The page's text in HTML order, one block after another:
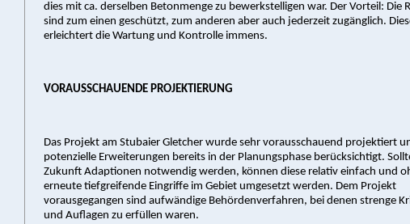
dies mit ca. derselben Betonmenge zu bewerkstelligen war. Der Vorteil: Die
sind zum einen geschützt, zum anderen aber auch jederzeit zugänglich.
erleichtert die Wartung und Kontrolle immens.
VORAUSSCHAUENDE PROJEKTIERUNG
Das Projekt am Stubaier Gletcher wurde sehr vorausschauend projektiert
potenzielle Erweiterungen bereits in der Planungsphase berücksichtigt.
Zukunft Adaptionen notwendig werden, können diese relativ einfach und
erneute tiefgreifende Eingriffe im Gebiet umgesetzt werden. Dem Projekt
vorausgegangen sind aufwändige Behördenverfahren, bei denen strenge
und Auflagen zu erfüllen waren.